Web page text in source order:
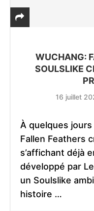
WUCHANG:
SOULSLIKE
16 juillet
À quelques
Fallen Feathers
s’affichant déjà
développé par
un Soulslike
histoire …